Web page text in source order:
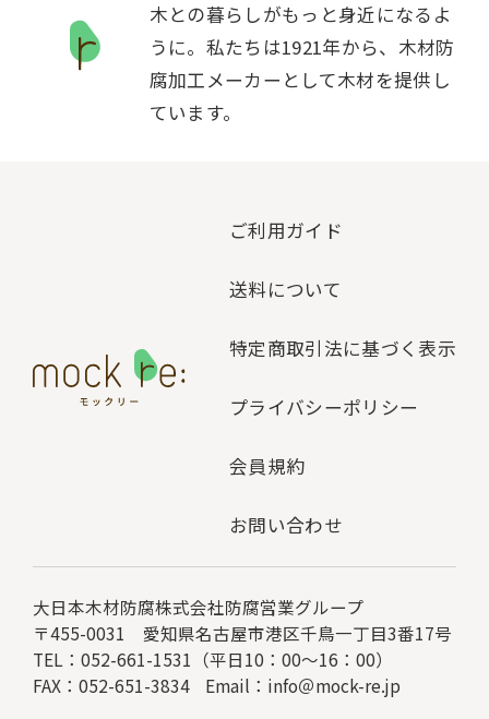
木との暮らしがもっと身近になるよ
うに。私たちは1921年から、木材防
腐加工メーカーとして木材を提供し
ています。
ご利用ガイド
送料について
特定商取引法に基づく表示
プライバシーポリシー
会員規約
お問い合わせ
大日本木材防腐株式会社防腐営業グループ
〒455-0031 愛知県名古屋市港区千鳥一丁目3番17号
TEL：052-661-1531（平日10：00～16：00）
FAX：052-651-3834
Email： info＠mock-re.jp